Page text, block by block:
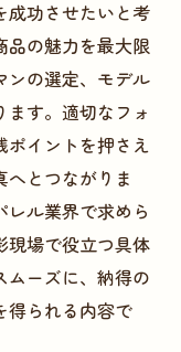
成功させたいと考
品の魅力を最大限
ンの選定、モデル
す。適切なフォ
ポイントを押さえ
へとつながりま
ル業界で求めら
現場で役立つ具体
ムーズに、納得の
得られる内容で